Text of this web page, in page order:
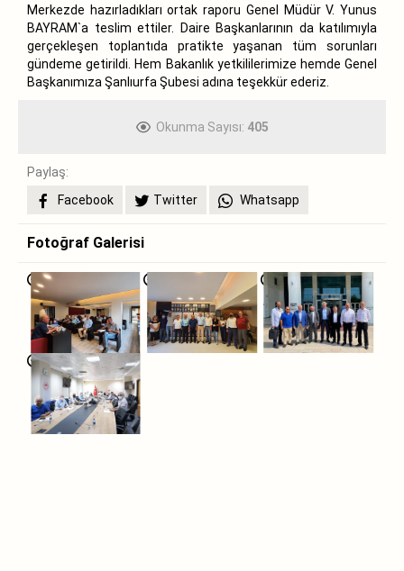
Merkezde hazırladıkları ortak raporu Genel Müdür V. Yunus
BAYRAM`a teslim ettiler. Daire Başkanlarının da katılımıyla
gerçekleşen toplantıda pratikte yaşanan tüm sorunları
gündeme getirildi. Hem Bakanlık yetkililerimize hemde Genel
Başkanımıza Şanlıurfa Şubesi adına teşekkür ederiz.
Okunma Sayısı: 405
Paylaş:
Facebook
Twitter Whatsapp
Fotoğraf Galerisi